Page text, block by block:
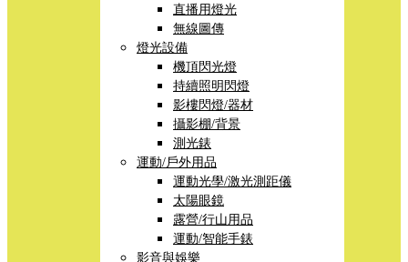
直播用燈光
無線圖傳
燈光設備
機頂閃光燈
持續照明閃燈
影樓閃燈/器材
攝影棚/背景
測光錶
運動/戶外用品
運動光學/激光測距儀
太陽眼鏡
露營/行山用品
運動/智能手錶
影音與娛樂